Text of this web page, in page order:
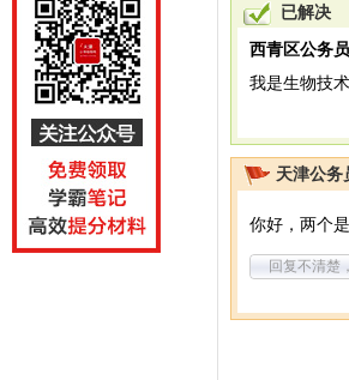
已解决
西青区公务员
我是生物技
天津公务
你好，两个
回复不清楚